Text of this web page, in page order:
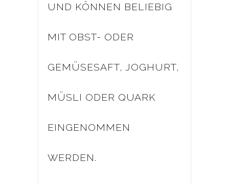
UND KÖNNEN BELIEBIG
MIT OBST- ODER
GEMÜSESAFT, JOGHURT,
MÜSLI ODER QUARK
EINGENOMMEN
WERDEN.